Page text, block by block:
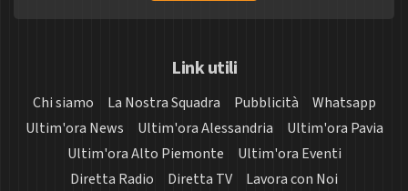
Link utili
Chi siamo La Nostra Squadra Pubblicità
Whatsapp
Ultim'ora News
Ultim'ora Alessandria
Ultim'ora Pavia
Ultim'ora Alto Piemonte
Ultim'ora Eventi
Diretta Radio
Diretta TV Lavora con Noi